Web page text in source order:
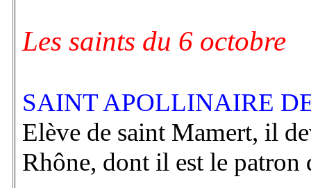
Les saints du 6 octobre
SAINT APOLLINAIRE
Elève de saint Mamert, il
Rhône, dont il est le patron